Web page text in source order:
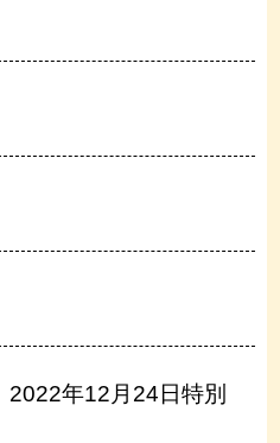
2022年12月24日特別